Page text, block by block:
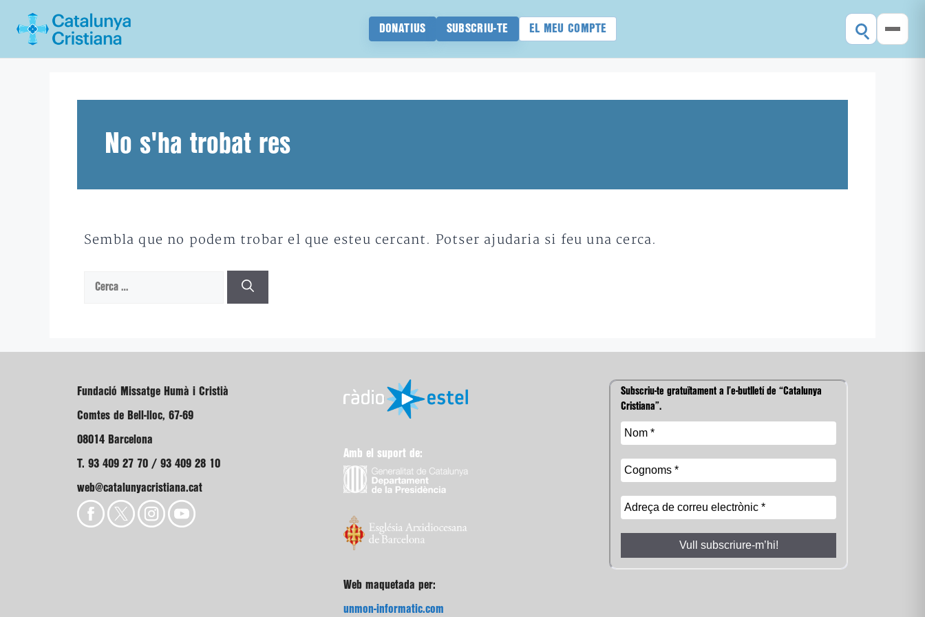
DONATIUS SUBSCRIU-TE EL MEU COMPTE
No s'ha trobat res
Sembla que no podem trobar el que esteu cercant. Potser ajudaria si feu una cerca.
Cerca:
Fundació Missatge Humà i Cristià
Comtes de Bell-lloc, 67-69
08014 Barcelona
T. 93 409 27 70 / 93 409 28 10
web@catalunyacristiana.cat
Amb el suport de:
Web maquetada per:
unmon-informatic.com
Subscriu-te gratuïtament a l’e-butlletí de “Catalunya
Cristiana”.